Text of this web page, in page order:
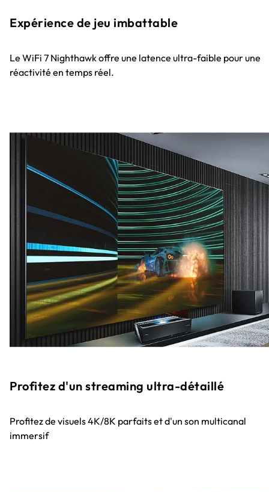
Expérience de jeu imbattable
Le WiFi 7 Nighthawk offre une latence ultra-faible pour une
réactivité en temps réel.
Profitez d'un streaming ultra-détaillé
Profitez de visuels 4K/8K parfaits et d'un son multicanal
immersif